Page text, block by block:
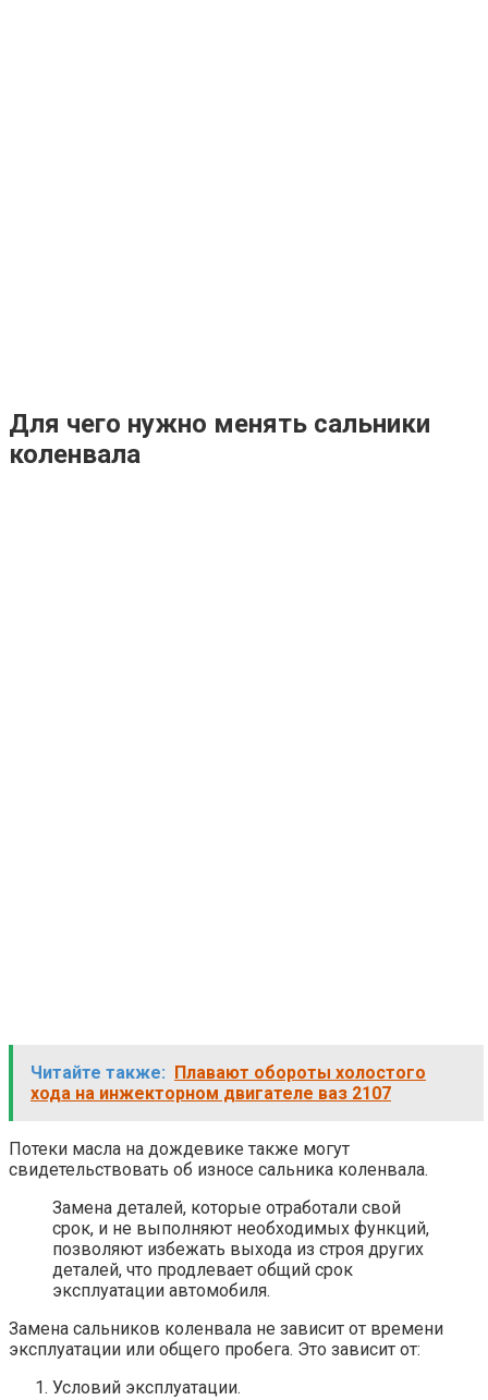
Для чего нужно менять сальники
коленвала
Читайте также:
Плавают обороты холостого
хода на инжекторном двигателе ваз 2107
Потеки масла на дождевике также могут
свидетельствовать об износе сальника коленвала.
Замена деталей, которые отработали свой
срок, и не выполняют необходимых функций,
позволяют избежать выхода из строя других
деталей, что продлевает общий срок
эксплуатации автомобиля.
Замена сальников коленвала не зависит от времени
эксплуатации или общего пробега. Это зависит от:
Условий эксплуатации.